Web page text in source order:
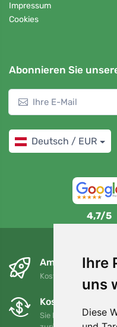
Ihre
uns
Diese
Impressum
Cookies
Abonnieren Sie
Deutsch / EUR
4,7/5
Am nächsten
Kostenloser Versand
Kostenloser
Sie können Ihre